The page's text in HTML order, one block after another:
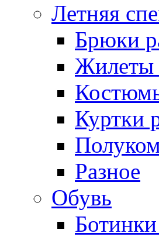
Летняя
Брюки
Жилеты
Куртки
Разное
Обувь